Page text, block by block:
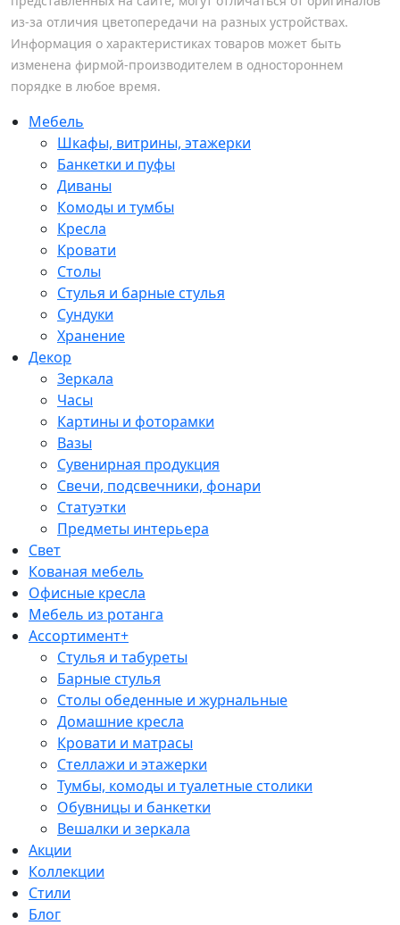
из-за отличия цветопередачи на разных устройствах.
Информация о характеристиках товаров может быть
изменена фирмой-производителем в одностороннем
порядке в любое время.
Мебель
Шкафы, витрины, этажерки
Банкетки и пуфы
Диваны
Комоды и тумбы
Кресла
Кровати
Столы
Стулья и барные стулья
Сундуки
Хранение
Декор
Зеркала
Часы
Картины и фоторамки
Вазы
Сувенирная продукция
Свечи, подсвечники, фонари
Статуэтки
Предметы интерьера
Свет
Кованая мебель
Офисные кресла
Мебель из ротанга
Ассортимент+
Стулья и табуреты
Барные стулья
Столы обеденные и журнальные
Домашние кресла
Кровати и матрасы
Стеллажи и этажерки
Тумбы, комоды и туалетные столики
Обувницы и банкетки
Вешалки и зеркала
Акции
Коллекции
Стили
Блог